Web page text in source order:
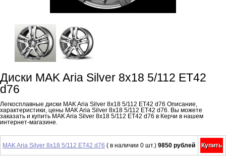
Диски MAK Aria Silver 8x18 5/112 ET42
d76
Легкосплавные диски MAK Aria Silver 8x18 5/112 ET42 d76 Описание,
характеристики, цены MAK Aria Silver 8x18 5/112 ET42 d76. Вы можете
заказать и купить MAK Aria Silver 8x18 5/112 ET42 d76 в Керчи в нашем
интернет-магазине.
MAK Aria Silver 8x18 5/112 ET42 d76 ( в наличии 0 шт.) 9850 рублей Купить